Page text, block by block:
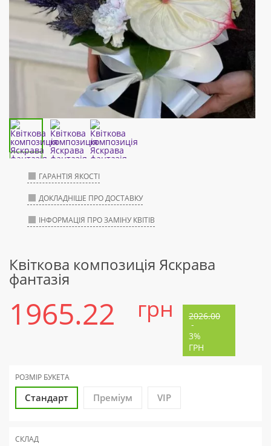
ГАРАНТІЯ ЯКОСТІ
ДОКЛАДНІШЕ ПРО ДОСТАВКУ
ІНФОРМАЦІЯ ПРО ЗАМІНУ КВІТІВ
Квіткова композиція Яскрава
фантазія
1965.22 грн 2026.00
-
3%
ГРН
РОЗМІР БУКЕТА
Стандарт Преміум VIP
СКЛАД